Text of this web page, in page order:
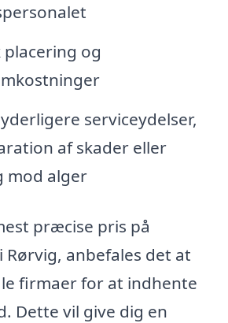
og
serviceydelser,
af skader eller
mod alger
præcise pris på
anbefales det at
firmaer for at indhente
Dette vil give dig en